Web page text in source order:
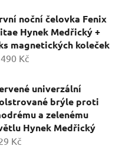
noční čelovka Fenix
Hynek Medřický +
magnetických koleček
Kč
univerzální
brýle proti
a zelenému
Hynek Medřický
Kč